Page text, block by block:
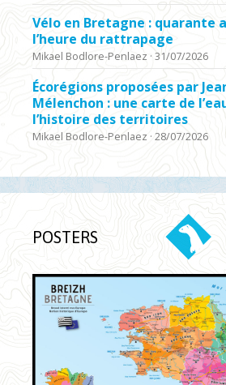
Vélo en Bretagne : quarante
l’heure du rattrapage
Mikael Bodlore-Penlaez · 31/07/2026
Écorégions proposées par
Mélenchon : une carte de
l’histoire des territoires
Mikael Bodlore-Penlaez · 28/07/2026
POSTERS